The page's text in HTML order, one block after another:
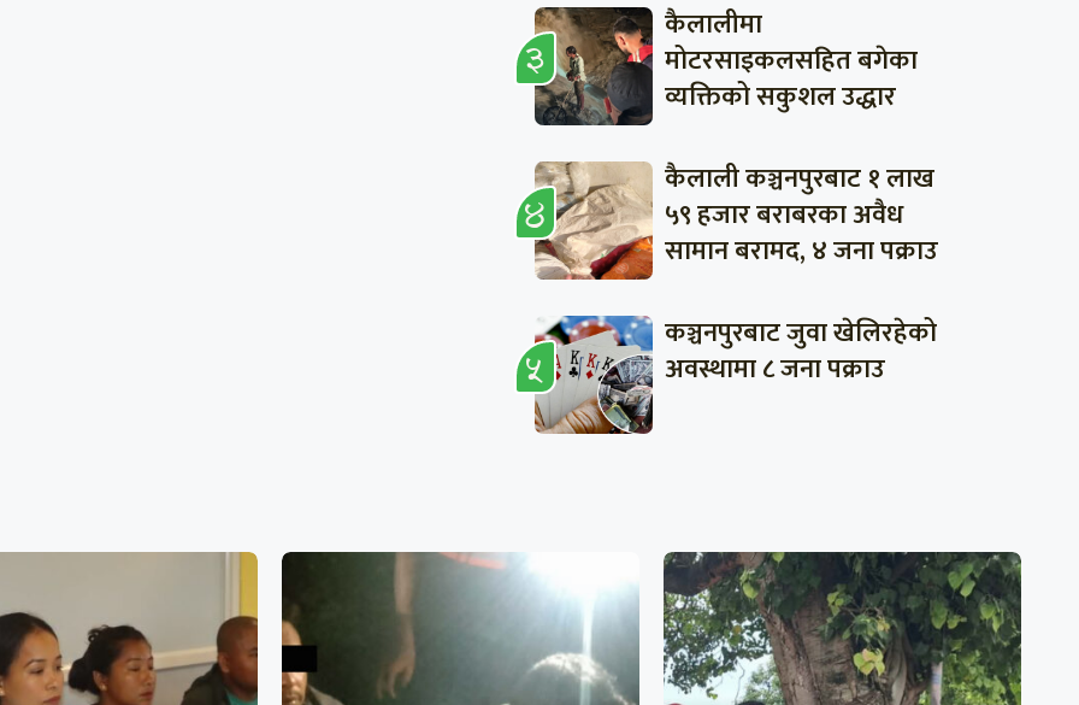
कैलालीमा
मोटरसाइकलसहित बगेका
व्यक्तिको सकुशल उद्धार
कैलाली कञ्चनपुरबाट १ लाख
५९ हजार बराबरका अवैध
सामान बरामद, ४ जना पक्राउ
कञ्चनपुरबाट जुवा खेलिरहेको
अवस्थामा ८ जना पक्राउ